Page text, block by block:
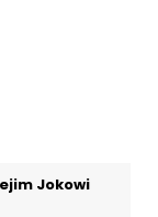
Jokowi